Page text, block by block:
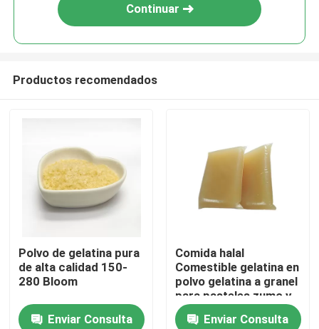
En casa
Productos
Continuar
Productos recomendados
Polvo de gelatina pura
de alta calidad 150-
280 Bloom
Enviar Consulta
Comida halal
Comestible gelatina en
polvo gelatina a granel
para pasteles zumo y
postres
Enviar Consulta